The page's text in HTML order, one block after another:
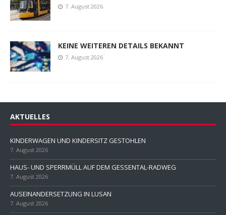
7. August 2026
KEINE WEITEREN DETAILS BEKANNT
7. August 2026
AKTUELLES
KINDERWAGEN UND KINDERSITZ GESTOHLEN
7. August 2026
HAUS- UND SPERRMÜLL AUF DEM GESSENTAL-RADWEG
7. August 2026
AUSEINANDERSETZUNG IN LUSAN
7. August 2026